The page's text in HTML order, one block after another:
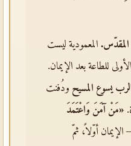
المقدّس. المعمودية ليست
للطاعة بعد الإيمان.
يسوع المسيح ودُفنت
«مَنْ آمَنَ وَاعْتَمَدَ
١٦) — الإيمان أوّلاً، ثمّ